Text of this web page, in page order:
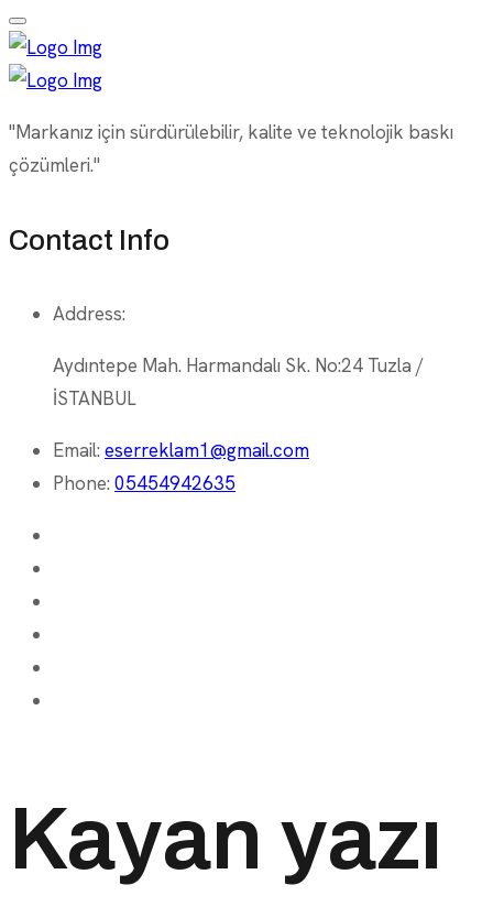
"Markanız için sürdürülebilir, kalite ve teknolojik baskı
çözümleri."
Contact Info
Address:
Aydıntepe Mah. Harmandalı Sk. No:24 Tuzla /
İSTANBUL
Email: eserreklam1@gmail.com
Phone: 05454942635
Kayan yazı